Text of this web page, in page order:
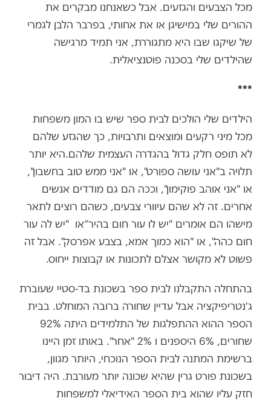
מכל הצבעים והגזעים. אבל כשאנחנו מבקרים את
ההורים שלי במישיגן או את אחותי, בפרבר הלבן לגמרי
של שיקגו שבו היא מתגוררת, אני תמיד מרגישה
שהילדים שלי בסכנה פוטנציאלית.
***
הילדים שלי הולכים לבית ספר שיש בו המון משפחות
מכל מיני רקעים ומוצאים ותרבויות, כך שהגזע שלהם
לא תופס חלק גדול בהגדרה העצמית שלהם.היא יותר
תלויה ב"אני עושה ספורט", או "אני ממש טוב בחשבון",
או "אני אוהב פוקימון", וככה הם גם מודדים אנשים
אחרים. זה לא שהם עיוורי צבעים, כשהם רוצים לתאר
מישהו הם אומרים "יש לו עור חום בהיר“או "יש לה עור
חום כהה", או "הוא כמוך אמא, בצבע אפרסק". אבל זה
פשוט לא מקושר אצלם לתכונות או קבוצות ייחוס.
בהתחלה התקבלנו לבית ספר בשכונת בד-סטיי שעוברת
ג'נטריפיקציה אבל עדיין שחורה ברובה המוחלט. בבית
הספר ההוא ההתפלגות של התלמידים היתה 92%
שחורים, 6% היספנים ו 2% "אחר". באותו זמן היינו
ברשימת המתנה לבית הספר הנוכחי, היותר מגוון,
בשכונת פורט גרין שהיא שכונה יותר מעורבת. היה דיבור
חזק עליו שהוא בית הספר האידיאלי למשפחות